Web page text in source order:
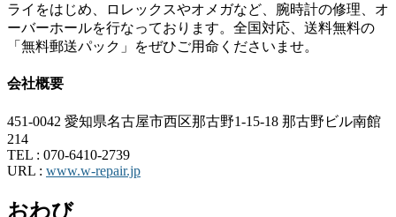
ライをはじめ、ロレックスやオメガなど、腕時計の修理、オ
ーバーホールを行なっております。全国対応、送料無料の
「無料郵送パック」をぜひご用命くださいませ。
会社概要
451-0042 愛知県名古屋市西区那古野1-15-18 那古野ビル南館
214
TEL : 070-6410-2739
URL : www.w-repair.jp
おわび